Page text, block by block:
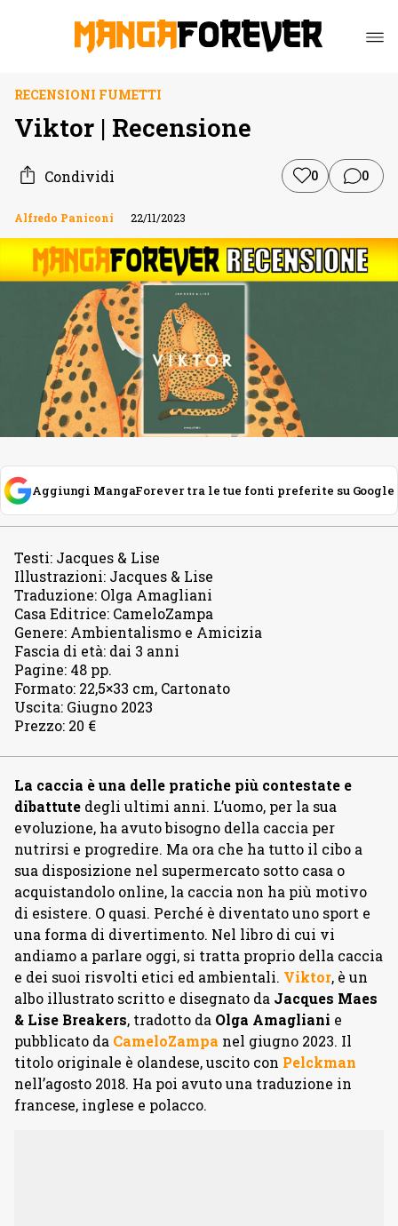
RECENSIONI FUMETTI
Viktor | Recensione
Condividi 0 0
Alfredo Paniconi 22/11/2023
Aggiungi MangaForever tra le tue fonti preferite su Google
Testi: Jacques & Lise
Illustrazioni: Jacques & Lise
Traduzione: Olga Amagliani
Casa Editrice: CameloZampa
Genere: Ambientalismo e Amicizia
Fascia di età: dai 3 anni
Pagine: 48 pp.
Formato: 22,5×33 cm, Cartonato
Uscita: Giugno 2023
Prezzo: 20 €
La caccia è una delle pratiche più contestate e
dibattute degli ultimi anni. L’uomo, per la sua
evoluzione, ha avuto bisogno della caccia per
nutrirsi e progredire. Ma ora che ha tutto il cibo a
sua disposizione nel supermercato sotto casa o
acquistandolo online, la caccia non ha più motivo
di esistere. O quasi. Perché è diventato uno sport e
una forma di divertimento. Nel libro di cui vi
andiamo a parlare oggi, si tratta proprio della caccia
e dei suoi risvolti etici ed ambientali. Viktor, è un
albo illustrato scritto e disegnato da Jacques Maes
& Lise Breakers, tradotto da Olga Amagliani e
pubblicato da CameloZampa nel giugno 2023. Il
titolo originale è olandese, uscito con Pelckman
nell’agosto 2018. Ha poi avuto una traduzione in
francese, inglese e polacco.